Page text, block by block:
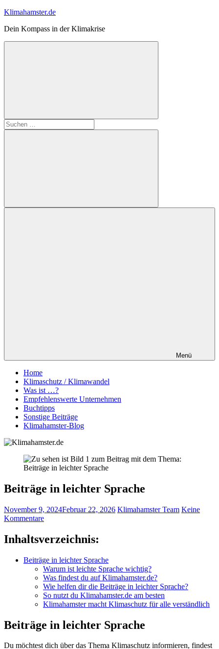
Zum
springen
Klimahamster.de
Dein Kompass in der Klimakrise
Suchformular
öffnen
Suchen
nach:
Suchen
Menü
Home
Klimaschutz / Klimawandel
Was ist …?
Empfehlenswerte Unternehmen
Buchtipps
Sonstige Beiträge
Klimahamster-Blog
Beiträge in leichter Sprache
November 9, 2024Februar 22, 2026 Klimahamster Team Keine
Kommentare
Inhaltsverzeichnis:
Beiträge in leichter Sprache
Warum ist leichte Sprache wichtig?
Was findest du auf Klimahamster.de?
Wie helfen dir die Beiträge in leichter Sprache?
So nutzt du Klimahamster.de am besten
Klimahamster macht Klimaschutz für alle verständlich
Beiträge in leichter Sprache
Du möchtest dich über das Thema Klimaschutz informieren, findest